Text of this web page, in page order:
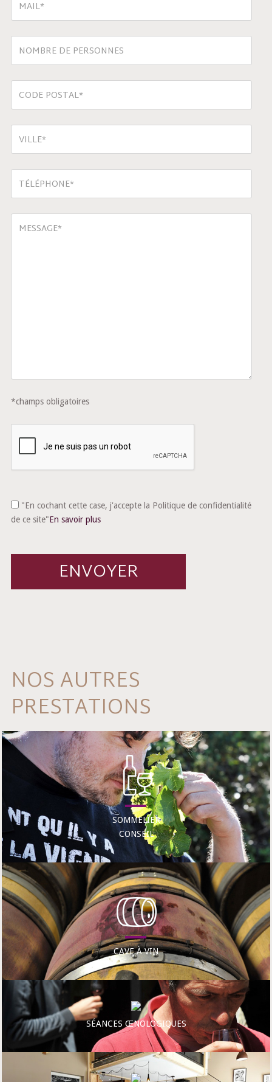
*champs obligatoires
"En cochant cette case, j'accepte la Politique de confidentialité
de ce site"En savoir plus
NOS AUTRES
PRESTATIONS
SOMMELIER
CONSEIL
CAVE À VIN
SÉANCES ŒNOLOGIQUES